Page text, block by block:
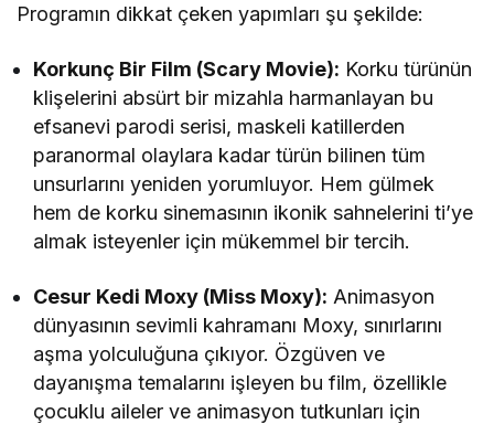
Programın dikkat çeken yapımları şu şekilde:
Korkunç Bir Film (Scary Movie): Korku türünün
klişelerini absürt bir mizahla harmanlayan bu
efsanevi parodi serisi, maskeli katillerden
paranormal olaylara kadar türün bilinen tüm
unsurlarını yeniden yorumluyor. Hem gülmek
hem de korku sinemasının ikonik sahnelerini ti’ye
almak isteyenler için mükemmel bir tercih.
Cesur Kedi Moxy (Miss Moxy): Animasyon
dünyasının sevimli kahramanı Moxy, sınırlarını
aşma yolculuğuna çıkıyor. Özgüven ve
dayanışma temalarını işleyen bu film, özellikle
çocuklu aileler ve animasyon tutkunları için